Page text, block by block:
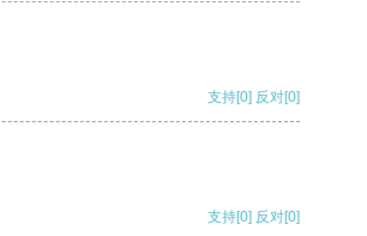
支持[0] 反对[0]
支持[0] 反对[0]